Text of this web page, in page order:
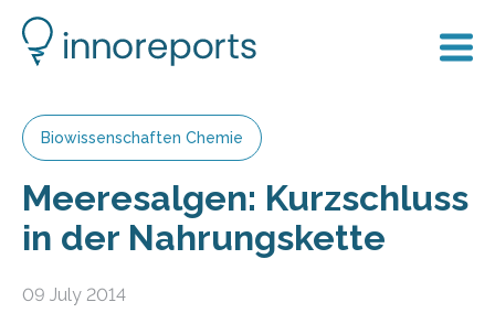
Biowissenschaften Chemie
Meeresalgen: Kurzschluss
in der Nahrungskette
09 July 2014